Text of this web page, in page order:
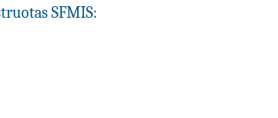
SFMIS: